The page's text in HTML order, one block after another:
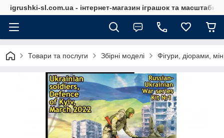
igrushki-sl.com.ua - інтернет-магазин іграшок та
Товари та послуги Збірні моделі Фігури, діорами,